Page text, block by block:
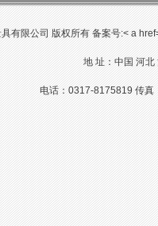
有限公司 版权所有 备案号:< a
地 址：中国 河
电话：0317-8175819 传